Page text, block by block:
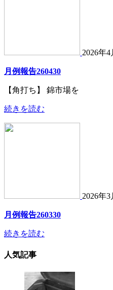
2026年4
月例報告260430
【角打ち】 錦市場を
続きを読む
2026年3
月例報告260330
続きを読む
人気記事